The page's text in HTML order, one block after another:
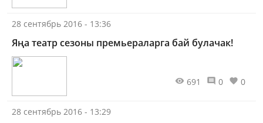
28 сентябрь 2016 - 13:36
Яңа театр сезоны премьераларга бай булачак!
691 0 0
28 сентябрь 2016 - 13:29